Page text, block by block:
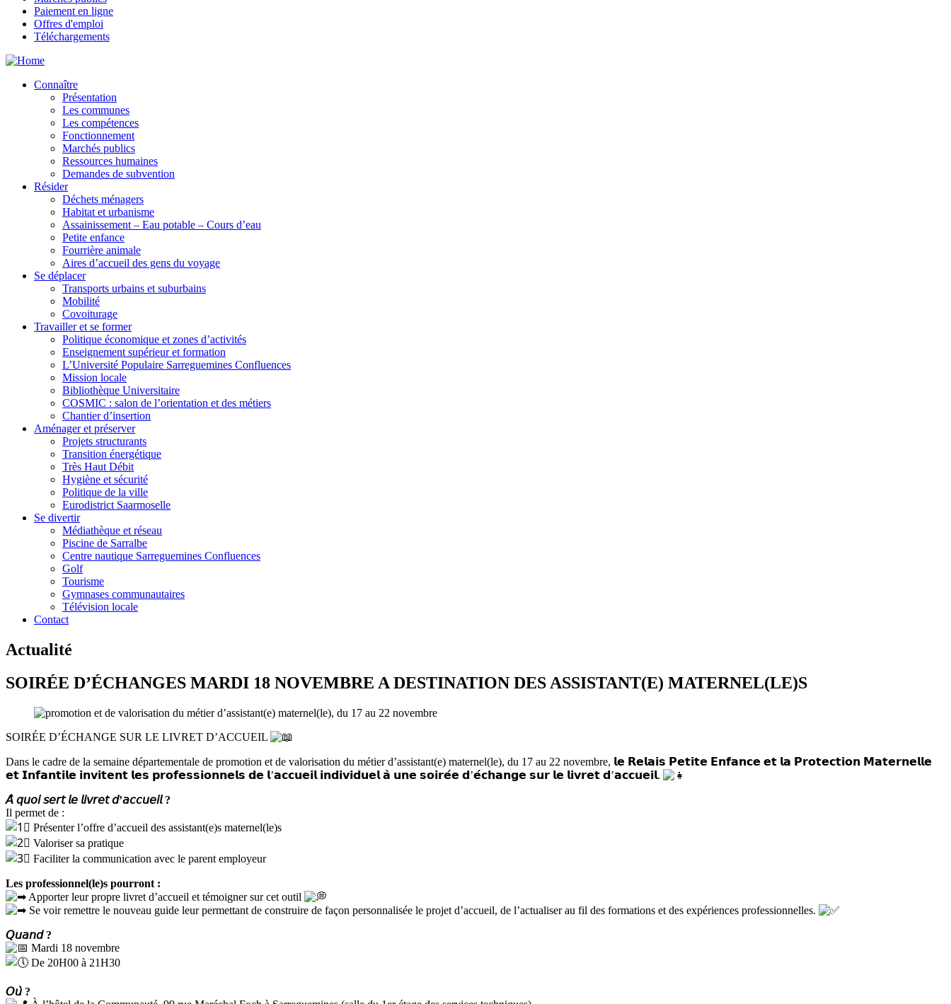
Paiement en ligne
Offres d'emploi
Téléchargements
Connaître
Présentation
Les communes
Les compétences
Fonctionnement
Marchés publics
Ressources humaines
Demandes de subvention
Résider
Déchets ménagers
Habitat et urbanisme
Assainissement – Eau potable – Cours d’eau
Petite enfance
Fourrière animale
Aires d’accueil des gens du voyage
Se déplacer
Transports urbains et suburbains
Mobilité
Covoiturage
Travailler et se former
Politique économique et zones d’activités
Enseignement supérieur et formation
L’Université Populaire Sarreguemines Confluences
Mission locale
Bibliothèque Universitaire
COSMIC : salon de l’orientation et des métiers
Chantier d’insertion
Aménager et préserver
Projets structurants
Transition énergétique
Très Haut Débit
Hygiène et sécurité
Politique de la ville
Eurodistrict Saarmoselle
Se divertir
Médiathèque et réseau
Piscine de Sarralbe
Centre nautique Sarreguemines Confluences
Golf
Tourisme
Gymnases communautaires
Télévision locale
Contact
Actualité
SOIRÉE D’ÉCHANGES MARDI 18 NOVEMBRE A DESTINATION DES ASSISTANT(E) MATERNEL(LE)S
SOIRÉE D’ÉCHANGE SUR LE LIVRET D’ACCUEIL
Dans le cadre de la semaine départementale de promotion et de valorisation du métier d’assistant(e) maternel(le), du 17 au 22 novembre, 𝗹𝗲 𝗥𝗲𝗹𝗮𝗶𝘀 𝗣𝗲𝘁𝗶𝘁𝗲 𝗘𝗻𝗳𝗮𝗻𝗰𝗲 𝗲𝘁 𝗹𝗮 𝗣𝗿𝗼𝘁𝗲𝗰𝘁𝗶𝗼𝗻 𝗠𝗮𝘁𝗲𝗿𝗻𝗲𝗹𝗹𝗲
𝗲𝘁 𝗜𝗻𝗳𝗮𝗻𝘁𝗶𝗹𝗲 𝗶𝗻𝘃𝗶𝘁𝗲𝗻𝘁 𝗹𝗲𝘀 𝗽𝗿𝗼𝗳𝗲𝘀𝘀𝗶𝗼𝗻𝗻𝗲𝗹𝘀 𝗱𝗲 𝗹’𝗮𝗰𝗰𝘂𝗲𝗶𝗹 𝗶𝗻𝗱𝗶𝘃𝗶𝗱𝘂𝗲𝗹 𝗮̀ 𝘂𝗻𝗲 𝘀𝗼𝗶𝗿𝗲́𝗲 𝗱’𝗲́𝗰𝗵𝗮𝗻𝗴𝗲 𝘀𝘂𝗿 𝗹𝗲 𝗹𝗶𝘃𝗿𝗲𝘁 𝗱’𝗮𝗰𝗰𝘂𝗲𝗶𝗹.
𝘈̀ 𝘲𝘶𝘰𝘪 𝘴𝘦𝘳𝘵 𝘭𝘦 𝘭𝘪𝘷𝘳𝘦𝘵 𝘥’𝘢𝘤𝘤𝘶𝘦𝘪𝘭 ?
Il permet de :
Présenter l’offre d’accueil des assistant(e)s maternel(le)s
Valoriser sa pratique
Faciliter la communication avec le parent employeur
Les professionnel(le)s pourront :
Apporter leur propre livret d’accueil et témoigner sur cet outil
Se voir remettre le nouveau guide leur permettant de construire de façon personnalisée le projet d’accueil, de l’actualiser au fil des formations et des expériences professionnelles.
𝘘𝘶𝘢𝘯𝘥 ?
Mardi 18 novembre
De 20H00 à 21H30
𝘖𝘶̀ ?